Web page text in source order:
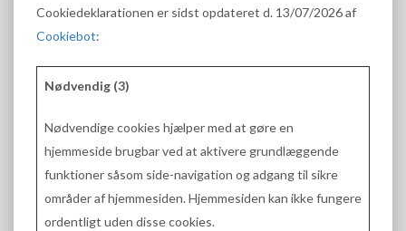
Cookiedeklarationen er sidst opdateret d. 13/07/2026 af
Cookiebot:
Nødvendig (3)
Nødvendige cookies hjælper med at gøre en
hjemmeside brugbar ved at aktivere grundlæggende
funktioner såsom side-navigation og adgang til sikre
områder af hjemmesiden. Hjemmesiden kan ikke fungere
ordentligt uden disse cookies.